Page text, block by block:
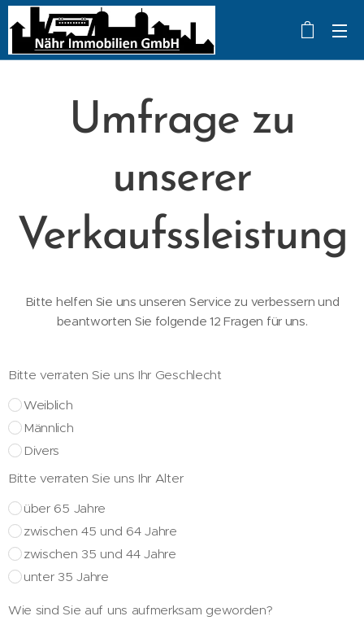
Umfrage zu
unserer
Verkaufssleistung
Bitte helfen Sie uns unseren Service zu verbessern und
beantworten Sie folgende 12 Fragen für uns.
Bitte verraten Sie uns Ihr Geschlecht
Weiblich
Männlich
Divers
Bitte verraten Sie uns Ihr Alter
über 65 Jahre
zwischen 45 und 64 Jahre
zwischen 35 und 44 Jahre
unter 35 Jahre
Wie sind Sie auf uns aufmerksam geworden?